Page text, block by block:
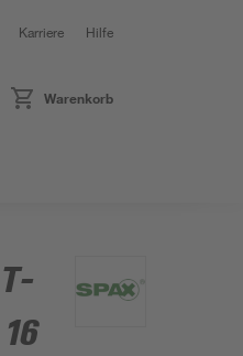
Karriere Hilfe
Warenkorb